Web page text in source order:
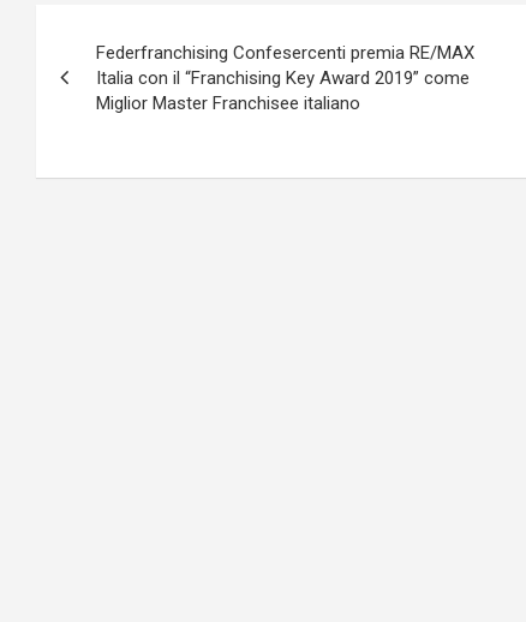
articoli
Federfranchising Confesercenti premia RE/MAX
Italia con il “Franchising Key Award 2019” come
Miglior Master Franchisee italiano